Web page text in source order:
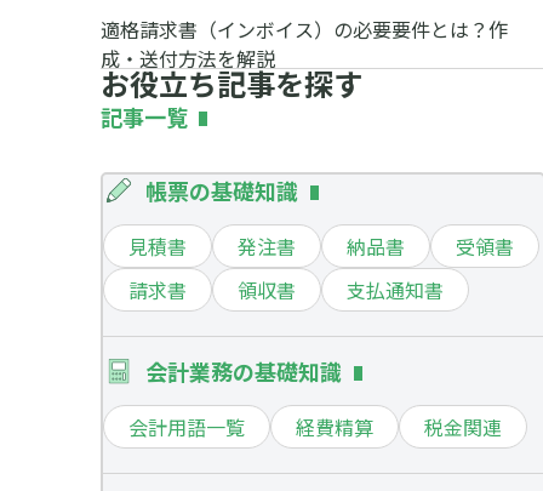
適格請求書（インボイス）の必要要件とは？作
成・送付方法を解説
お役立ち記事を探す
記事一覧
帳票の基礎知識
見積書 発注書 納品書
受領書
請求書
領収書 支払通知書
会計業務の基礎知識
会計用語一覧 経費精算 税金関連